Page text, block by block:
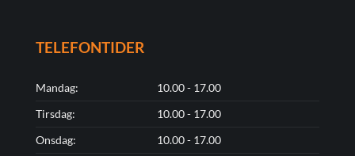
TELEFONTIDER
Mandag:
10.00 - 17.00
Tirsdag:
10.00 - 17.00
Onsdag:
10.00 - 17.00